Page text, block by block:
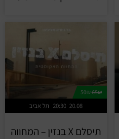
65₪
50₪
תל אביב 20:30 20.08
תיסלם X בנזין – המחווה